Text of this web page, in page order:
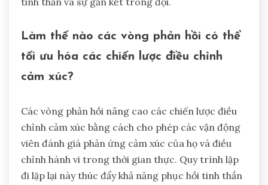
phản ứng trước khó khăn và tương tác với các
gian có thể tiết lộ các mẫu và lĩnh vực cần cải
thiện. Tham gia vào các thực hành chánh niệm
thường xuyên cũng có thể nâng cao nhận thức
Các bước nào có thể được thực hiện để
cải thiện nhận thức cảm xúc?
Để cải thiện nhận thức cảm xúc, các vận động viên